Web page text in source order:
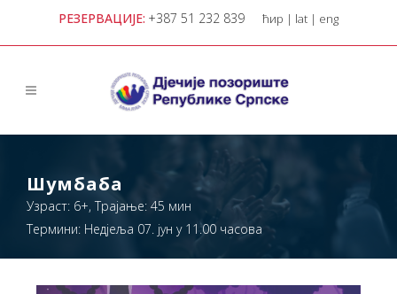
РЕЗЕРВАЦИЈЕ: +387 51 232 839 ћир | lat | eng
Шумбаба
Узраст: 6+, Трајање: 45 мин
Термини: Недјеља 07. јун у 11.00 часова